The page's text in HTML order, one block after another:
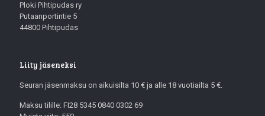
Ploki Pihtipudas ry
Putaanportintie 5
44800 Pihtipudas
Liity jäseneksi
Seuran jäsenmaksu on aikuisilta 10 € ja alle 18 vuotiailta 5 €.
Maksu tilille: FI28 5345 0840 0302 69